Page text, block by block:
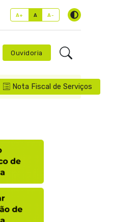
A+ A A-
Ouvidoria
Nota Fiscal de Serviços